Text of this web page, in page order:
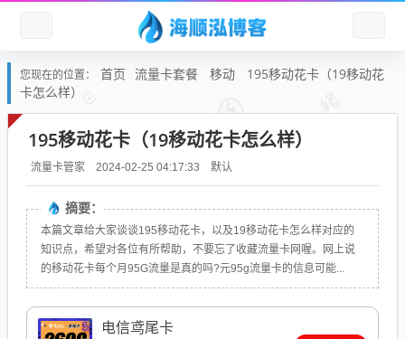
您现在的位置： 首页 流量卡套餐 移动
195移动花卡（19移动花
卡怎么样）
195移动花卡（19移动花卡怎么样）
流量卡管家 2024-02-25 04:17:33 默认
摘要：
本篇文章给大家谈谈195移动花卡，以及19移动花卡怎么样对应的
知识点，希望对各位有所帮助，不要忘了收藏流量卡网喔。网上说
的移动花卡每个月95G流量是真的吗?元95g流量卡的信息可能...
电信鸢尾卡